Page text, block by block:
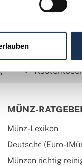
MÜNZ-
Münz-Lexikon
Deutsche (Euro-
Münzen richtig